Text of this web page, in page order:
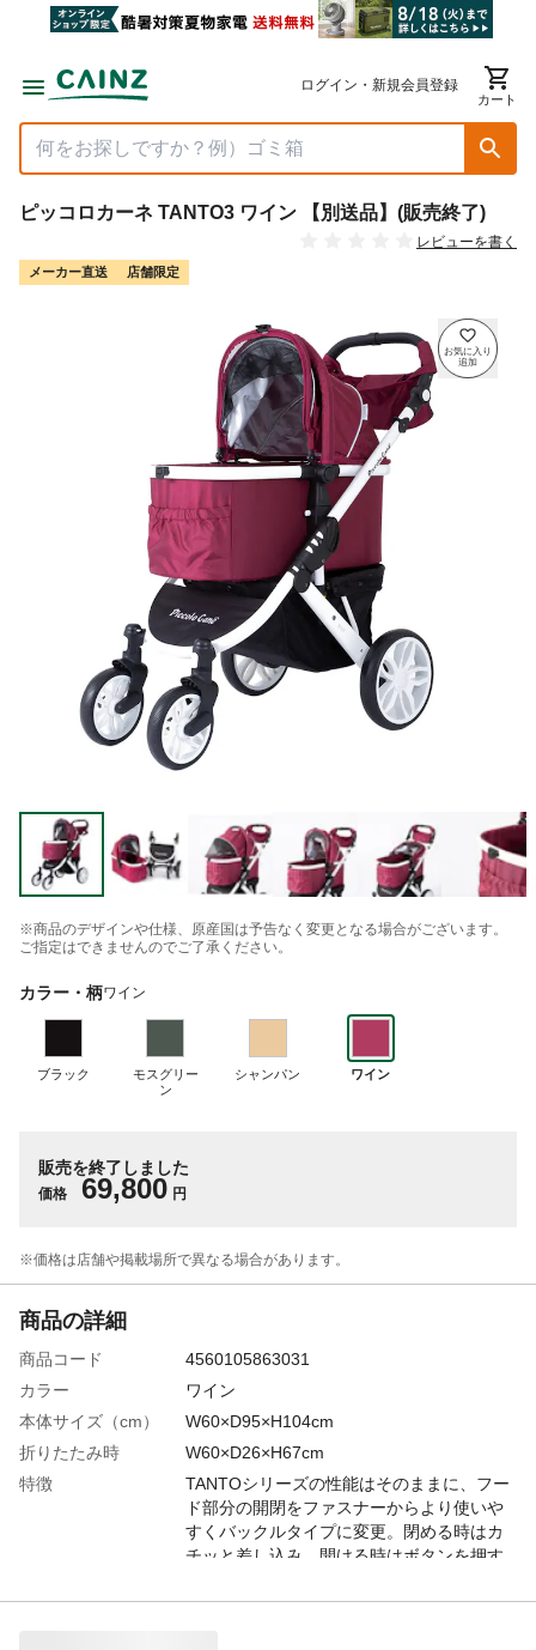
ログイン・新規会員登録
カート
ピッコロカーネ TANTO3 ワイン 【別送品】(販売終了)
レビューを書く
メーカー直送 店舗限定
※商品のデザインや仕様、原産国は予告なく変更となる場合がございます。
ご指定はできませんのでご了承ください。
カラー・柄ワイン
ブラック
モスグリー
ン
シャンパン ワイン
販売を終了しました
価格 69,800 円
※価格は​店舗や​掲載場所で​異なる​場合が​あります。
商品の詳細
商品コード
4560105863031
カラー
ワイン
本体サイズ（cm）
W60×D95×H104cm
折りたたみ時
W60×D26×H67cm
特徴
TANTOシリーズの性能はそのままに、フー
ド部分の開閉をファスナーからより使いや
すくバックルタイプに変更。閉める時はカ
チッと差し込み、開ける時はボタンを押す